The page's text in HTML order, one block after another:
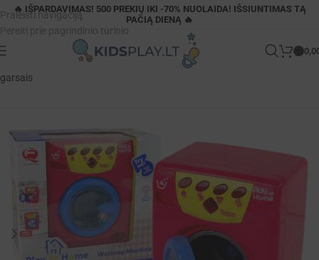
Praleisti navigaciją
Pereiti prie pagrindinio turinio
🔥 IŠPARDAVIMAS! 500 PREKIŲ IKI -70% NUOLAIDA! IŠSIUNTIMAS TĄ
PAČIĄ DIENĄ 🔥
Parduotuvė
Žaislinė skalbimo mašina su šviesomis ir
garsais